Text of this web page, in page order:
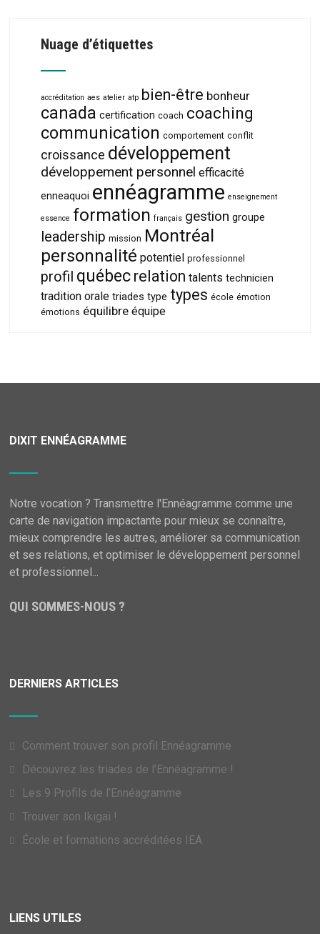
Nuage d’étiquettes
accréditation aes atelier atp bien-être bonheur
canada certification coach coaching
communication comportement conflit
croissance développement
développement personnel efficacité
enneaquoi ennéagramme enseignement
essence formation français gestion groupe
leadership mission Montréal
personnalité potentiel professionnel
profil québec relation talents technicien
tradition orale triades type types école émotion
émotions équilibre équipe
DIXIT ENNÉAGRAMME
Notre vocation ? Transmettre l'Ennéagramme comme une
carte de navigation impactante pour mieux se connaître,
mieux comprendre les autres, améliorer sa communication
et ses relations, et optimiser le développement personnel
et professionnel...
QUI SOMMES-NOUS ?
DERNIERS ARTICLES
Comment trouver son profil Ennéagramme
Découvrez les triades de l’Ennéagramme !
Les 9 Profils de l’Ennéagramme
Trouver son Ikigai !
École et formations accréditées IEA
LIENS UTILES